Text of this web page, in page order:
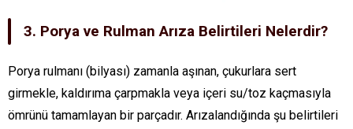
3. Porya ve Rulman Arıza Belirtileri Nelerdir?
Porya rulmanı (bilyası) zamanla aşınan, çukurlara sert
girmekle, kaldırıma çarpmakla veya içeri su/toz kaçmasıyla
ömrünü tamamlayan bir parçadır. Arızalandığında şu belirtileri